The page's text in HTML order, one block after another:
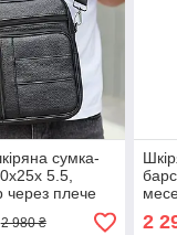
сумка-
5.5,
через плече
чорний
2 980 ₴ 2